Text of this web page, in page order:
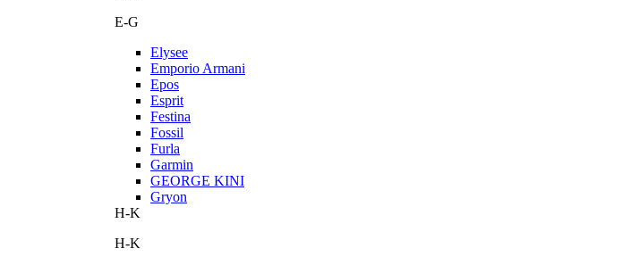
E-G
Elysee
Emporio Armani
Epos
Esprit
Festina
Fossil
Furla
Garmin
GEORGE KINI
Gryon
H-K
H-K